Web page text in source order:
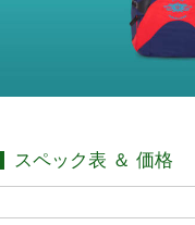
スペック表 ＆ 価格